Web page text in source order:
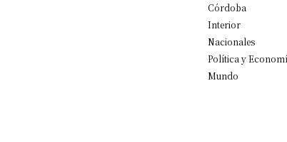
Córdoba
Interior
Nacionales
Política y
Mundo